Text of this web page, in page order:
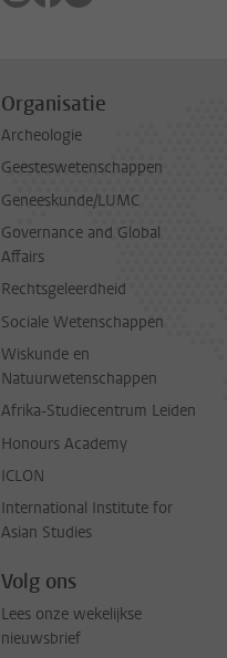
Organisatie
Archeologie
Geesteswetenschappen
Geneeskunde/LUMC
Governance and Global
Affairs
Rechtsgeleerdheid
Sociale Wetenschappen
Wiskunde en
Natuurwetenschappen
Afrika-Studiecentrum Leiden
Honours Academy
ICLON
International Institute for
Asian Studies
Volg ons
Lees onze wekelijkse
nieuwsbrief